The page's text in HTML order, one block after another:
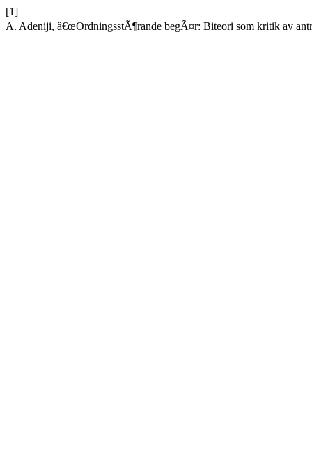
[1]
A. Adeniji, â€œOrdningsstÃ¶rande begÃ¤r: Biteori som kritik av